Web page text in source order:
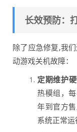
长效预防：
除了应急修复,我
动游戏关机故障：
定期维护
热模组，
年到官方
系统正常运